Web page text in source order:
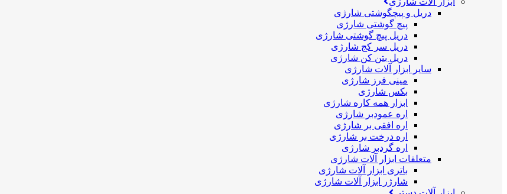
دریل و پیچگوشتی شارژی
پیچ گوشتی شارژی
دریل پیچ گوشتی شارژی
دریل سر کج شارژی
دریل بتن کن شارژی
سایر ابزار آلات شارژی
مینی فرز شارژی
بکس شارژی
ابزار همه کاره شارژی
اره عمودبر شارژی
اره افقی بر شارژی
اره درخت بر شارژی
اره گردبر شارژی
متعلقات ابزار آلات شارژی
باتری ابزار آلات شارژی
شارژر ابزار آلات شارژی